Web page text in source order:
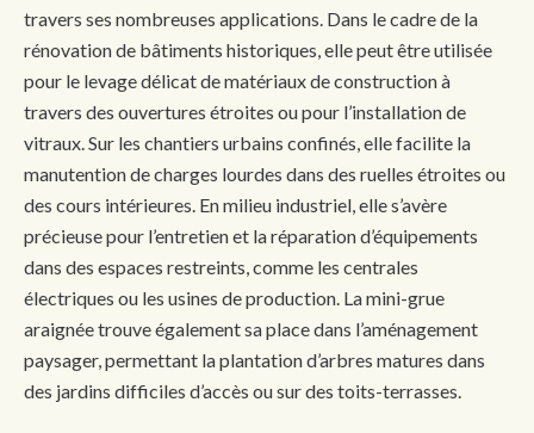
travers ses nombreuses applications. Dans le cadre de la
rénovation de bâtiments historiques, elle peut être utilisée
pour le levage délicat de matériaux de construction à
travers des ouvertures étroites ou pour l’installation de
vitraux. Sur les chantiers urbains confinés, elle facilite la
manutention de charges lourdes dans des ruelles étroites ou
des cours intérieures. En milieu industriel, elle s’avère
précieuse pour l’entretien et la réparation d’équipements
dans des espaces restreints, comme les centrales
électriques ou les usines de production. La mini-grue
araignée trouve également sa place dans l’aménagement
paysager, permettant la plantation d’arbres matures dans
des jardins difficiles d’accès ou sur des toits-terrasses.